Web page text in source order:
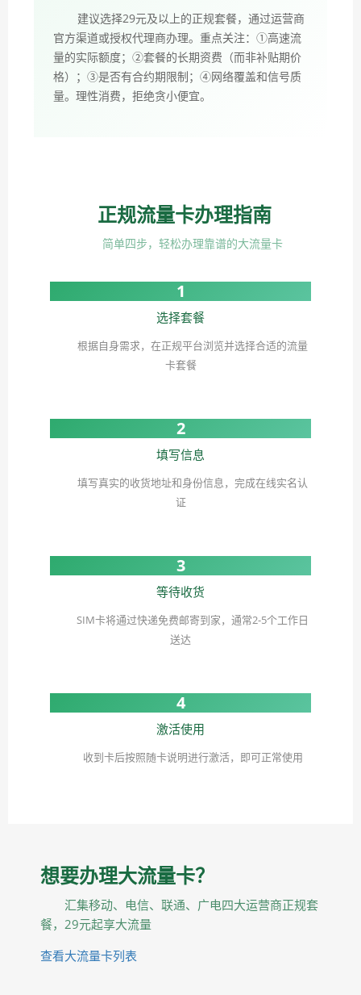
建议选择29元及以上的正规套餐，通过运营商
官方渠道或授权代理商办理。重点关注：①高速流
量的实际额度；②套餐的长期资费（而非补贴期价
格）；③是否有合约期限制；④网络覆盖和信号质
量。理性消费，拒绝贪小便宜。
正规流量卡办理指南
简单四步，轻松办理靠谱的大流量卡
1
选择套餐
根据自身需求，在正规平台浏览并选择合适的流量
卡套餐
2
填写信息
填写真实的收货地址和身份信息，完成在线实名认
证
3
等待收货
SIM卡将通过快递免费邮寄到家，通常2-5个工作日
送达
4
激活使用
收到卡后按照随卡说明进行激活，即可正常使用
想要办理大流量卡？
汇集移动、电信、联通、广电四大运营商正规套
餐，29元起享大流量
查看大流量卡列表